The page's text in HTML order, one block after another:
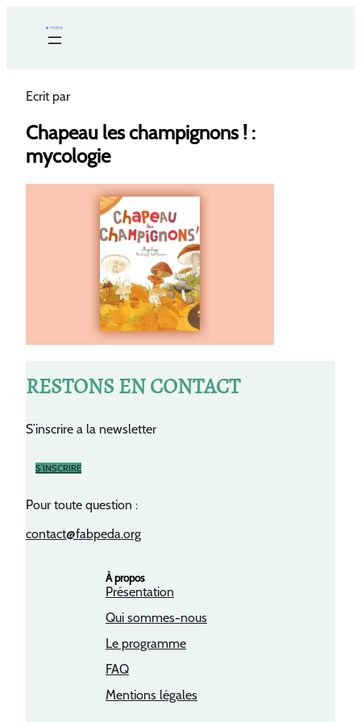
Ecrit par
Chapeau les champignons ! :
mycologie
RESTONS EN CONTACT
S’inscrire a la newsletter
S’INSCRIRE
Pour toute question :
contact@fabpeda.org
À propos
Présentation
Qui sommes-nous
Le programme
FAQ
Mentions légales